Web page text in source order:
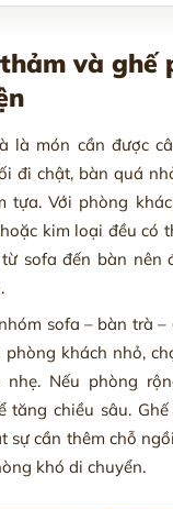
và ghế
là món cần được
đi chật, bàn quá
tựa. Với phòng
kim loại đều có
sofa đến bàn nên
sofa – bàn trà
phòng khách nhỏ,
Nếu phòng
tăng chiều sâu.
sự cần thêm chỗ
khó di chuyển.